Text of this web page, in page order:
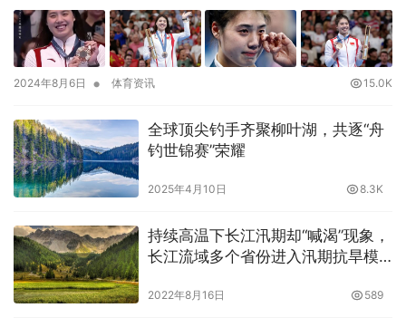
2024年8月6日 • 体育资讯 15.0K
全球顶尖钓手齐聚柳叶湖，共逐“舟
钓世锦赛”荣耀
2025年4月10日 8.3K
持续高温下长江汛期却“喊渴”现象，
长江流域多个省份进入汛期抗旱模
2022年8月16日 589